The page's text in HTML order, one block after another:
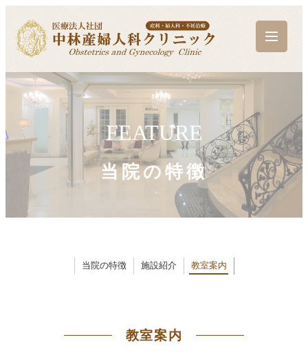
FEATURE
当院の特徴
当院の特徴 施設紹介 教室案内
教室案内